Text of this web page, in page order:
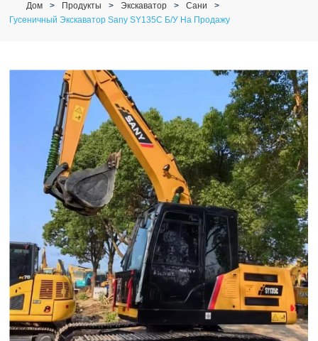
Дом Продукты Экскаватор
Сани
Гусеничный Экскаватор Sany SY135C Б/у На Продажу